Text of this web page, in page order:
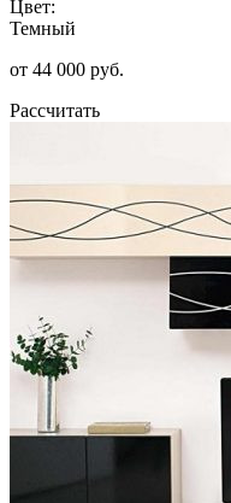
Цвет:
Темный
от 44 000 руб.
Рассчитать